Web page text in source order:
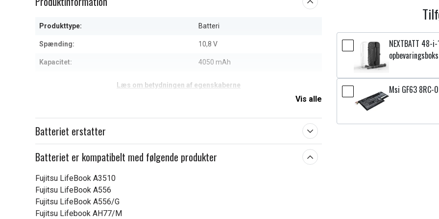
of
Produkttype: Batteri
Spænding: 10,8 V
Kapacitet: 4050 mAh
Læs om betydningen af egenskaberne
Vis alle
Batteriet erstatter
Batteriet er kompatibelt med følgende produkter
Fujitsu LifeBook A3510
Fujitsu LifeBook A556
Fujitsu LifeBook A556/G
Fujitsu Lifebook AH77/M
NEXTBATT
opbevaringsboks
Msi GF63 8RC-